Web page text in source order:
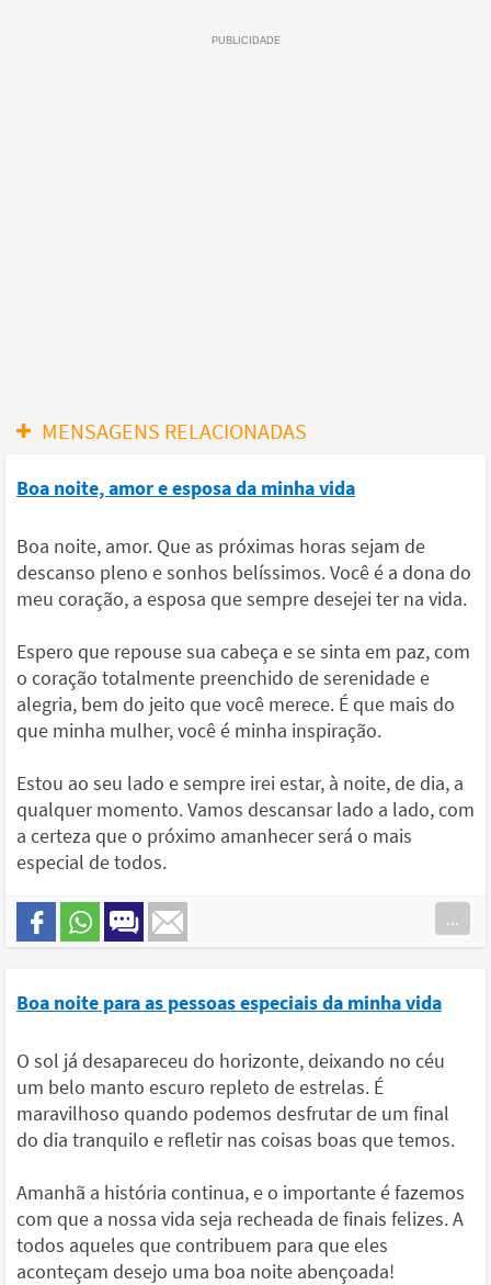
MENSAGENS RELACIONADAS
Boa noite, amor e esposa da minha vida
Boa noite, amor. Que as próximas horas sejam de
descanso pleno e sonhos belíssimos. Você é a dona do
meu coração, a esposa que sempre desejei ter na vida.
Espero que repouse sua cabeça e se sinta em paz, com
o coração totalmente preenchido de serenidade e
alegria, bem do jeito que você merece. É que mais do
que minha mulher, você é minha inspiração.
Estou ao seu lado e sempre irei estar, à noite, de dia, a
qualquer momento. Vamos descansar lado a lado, com
a certeza que o próximo amanhecer será o mais
especial de todos.
...
Boa noite para as pessoas especiais da minha vida
O sol já desapareceu do horizonte, deixando no céu
um belo manto escuro repleto de estrelas. É
maravilhoso quando podemos desfrutar de um final
do dia tranquilo e refletir nas coisas boas que temos.
Amanhã a história continua, e o importante é fazemos
com que a nossa vida seja recheada de finais felizes. A
todos aqueles que contribuem para que eles
aconteçam desejo uma boa noite abençoada!